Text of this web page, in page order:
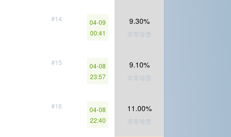
#14
04-09
00:41
9.30%
非常珍贵
#15
04-08
23:57
9.10%
非常珍贵
#16
04-08
22:40
11.00%
非常珍贵